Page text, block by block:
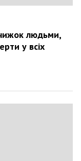
людьми,
у всіх